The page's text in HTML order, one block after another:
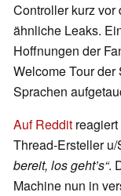
Controller kurz
ähnliche Leaks.
Hoffnungen der
Welcome Tour
Sprachen
Auf Reddit
Thread-Ersteller
bereit, los geht’s“.
Machine nun in